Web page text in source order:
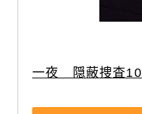
一夜　隠蔽捜査